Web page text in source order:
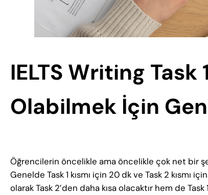
IELTS Writing Task
Olabilmek İçin
Öğrencilerin öncelikle ama öncelikle çok net bir
Genelde Task 1 kısmı için 20 dk ve Task 2 kısmı
olarak Task 2’den daha kısa olacaktır hem de